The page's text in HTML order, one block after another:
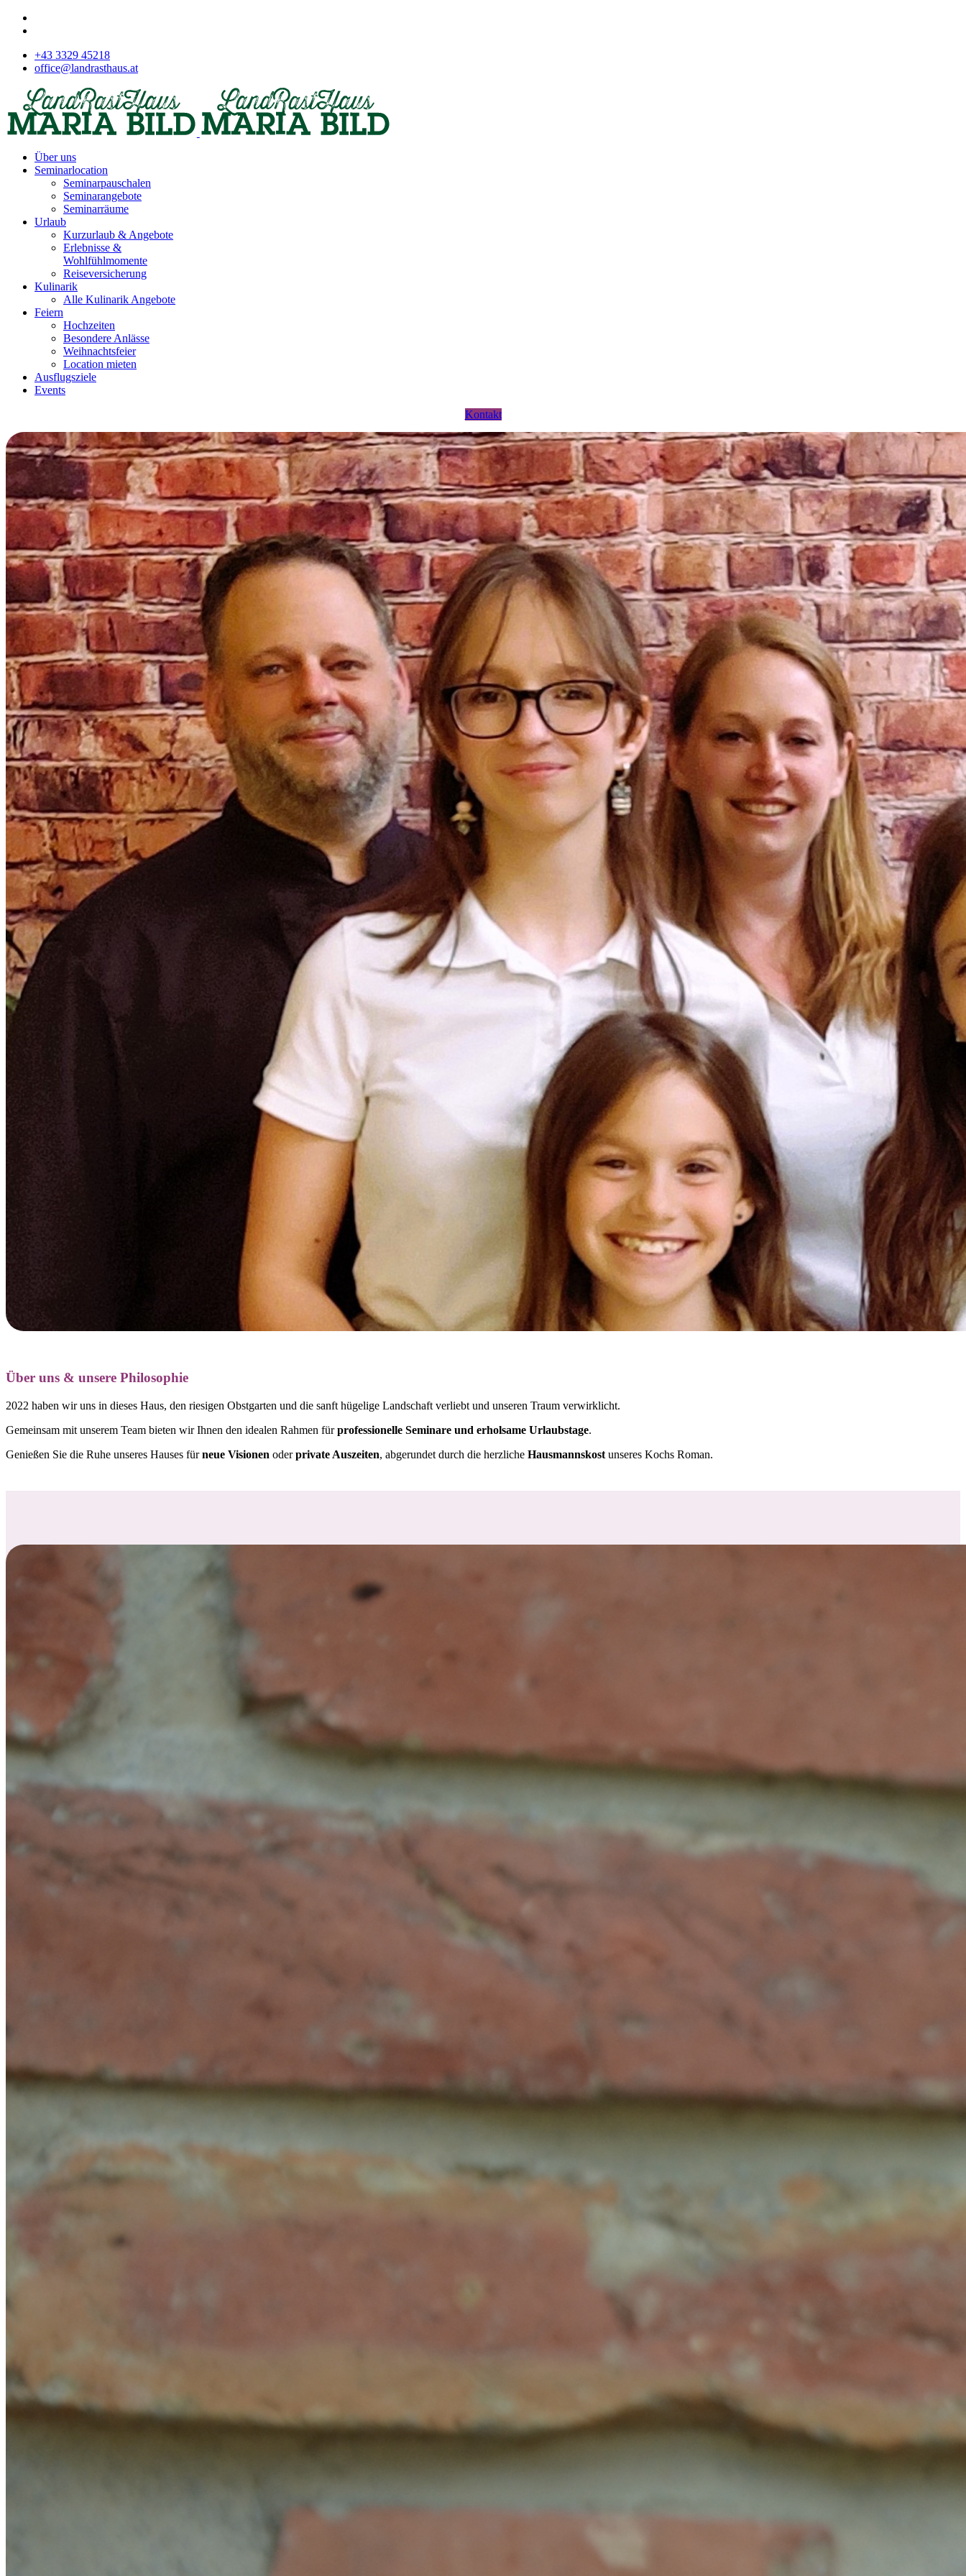
+43 3329 45218
office@landrasthaus.at
Über uns
Seminarlocation
Seminarpauschalen
Seminarangebote
Seminarräume
Urlaub
Kurzurlaub & Angebote
Erlebnisse &
Wohlfühlmomente
Reiseversicherung
Kulinarik
Alle Kulinarik Angebote
Feiern
Hochzeiten
Besondere Anlässe
Weihnachtsfeier
Location mieten
Ausflugsziele
Events
Kontakt
Über uns & unsere Philosophie
2022 haben wir uns in dieses Haus, den riesigen Obstgarten und die sanft hügelige Landschaft verliebt und unseren Traum verwirklicht.
Gemeinsam mit unserem Team bieten wir Ihnen den idealen Rahmen fürprofessionelle Seminare und erholsame Urlaubstage.
Genießen Sie die Ruhe unseres Hauses fürneue Visionen oderprivate Auszeiten, abgerundet durch die herzliche Hausmannskost unseres Kochs Roman.